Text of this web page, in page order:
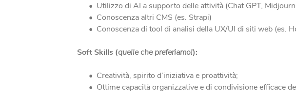
Utilizzo di AI a supporto delle attività (Chat GPT,
Conoscenza altri CMS (es. Strapi)
Conoscenza di tool di analisi della UX/UI di siti web (es.
Soft Skills (quelle che preferiamo!):
Creatività, spirito d’iniziativa e proattività;
Ottime capacità organizzative e di condivisione efficace